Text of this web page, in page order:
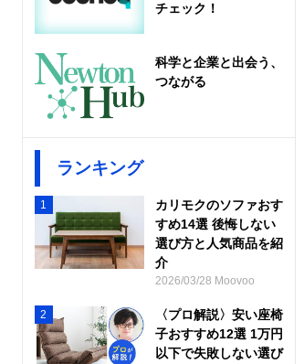
チェック！
科学と企業と出会う、
つながる
ランキング
1
カリモクのソファおす
すめ14選 後悔しない
選び方と人気商品を紹
介
2026/03/28 Moovoo
2
〈プロ解説〉安い座椅
子おすすめ12選 1万円
以下で失敗しない選び